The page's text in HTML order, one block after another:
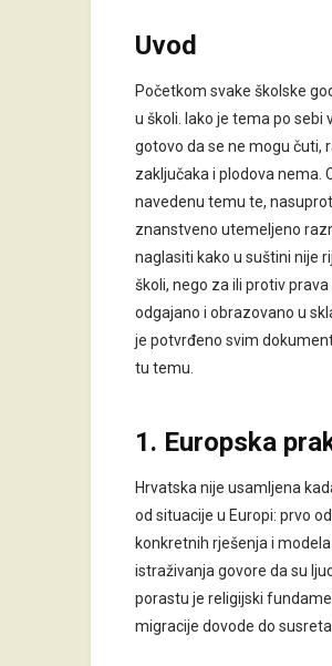
Uvod
Početkom svake školske
u školi. Iako je tema po
gotovo da se ne mogu čuti,
zaključaka i plodova nema.
navedenu temu te,
znanstveno utemeljeno
naglasiti kako u suštini nije
školi, nego za ili protiv
odgajano i obrazovano u
je potvrđeno svim
tu temu.
1. Europska
Hrvatska nije usamljena
od situacije u Europi: prvo
konkretnih rješenja i
istraživanja govore da su
porastu je religijski
migracije dovode do